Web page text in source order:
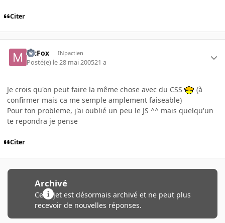
Citer
McFox INpactien
Posté(e) le 28 mai 200521 a
Je crois qu'on peut faire la même chose avec du CSS
(à
confirmer mais ca me semple amplement faiseable)
Pour ton probleme, j'ai oublié un peu le JS ^^ mais quelqu'un
te repondra je pense
Citer
Archivé
Ce sujet est désormais archivé et ne peut plus
recevoir de nouvelles réponses.